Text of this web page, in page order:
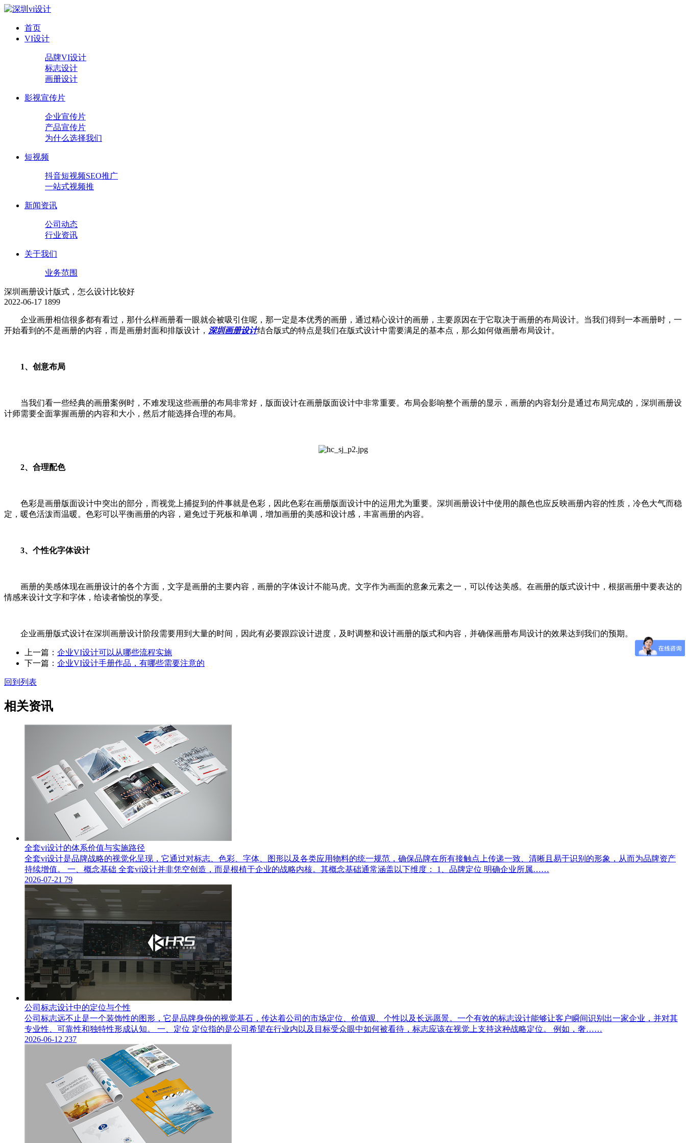
首页
VI设计
品牌VI设计
标志设计
画册设计
影视宣传片
企业宣传片
产品宣传片
为什么选择我们
短视频
抖音短视频SEO推广
一站式视频推
新闻资讯
公司动态
行业资讯
关于我们
业务范围
深圳画册设计版式，怎么设计比较好
2022-06-17 1899
企业画册相信很多都有看过，那什么样画册看一眼就会被吸引住呢，那一定是本优秀的画册，通过精心设计的画册，主要原因在于它取决于画册的布局设计。当我们得到一本画册时，一
开始看到的不是画册的内容，而是画册封面和排版设计， 深圳画册设计结合版式的特点是我们在版式设计中需要满足的基本点，那么如何做画册布局设计。
1、创意布局
当我们看一些经典的画册案例时，不难发现这些画册的布局非常好，版面设计在画册版面设计中非常重要。布局会影响整个画册的显示，画册的内容划分是通过布局完成的，深圳画册设
计师需要全面掌握画册的内容和大小，然后才能选择合理的布局。
2、合理配色
色彩是画册版面设计中突出的部分，而视觉上捕捉到的件事就是色彩，因此色彩在画册版面设计中的运用尤为重要。深圳画册设计中使用的颜色也应反映画册内容的性质，冷色大气而稳
定，暖色活泼而温暖。色彩可以平衡画册的内容，避免过于死板和单调，增加画册的美感和设计感，丰富画册的内容。
3、个性化字体设计
画册的美感体现在画册设计的各个方面，文字是画册的主要内容，画册的字体设计不能马虎。文字作为画面的意象元素之一，可以传达美感。在画册的版式设计中，根据画册中要表达的
情感来设计文字和字体，给读者愉悦的享受。
企业画册版式设计在深圳画册设计阶段需要用到大量的时间，因此有必要跟踪设计进度，及时调整和设计画册的版式和内容，并确保画册布局设计的效果达到我们的预期。
上一篇： 企业VI设计可以从哪些流程实施
下一篇： 企业VI设计手册作品，有哪些需要注意的
回到列表
相关资讯
全套vi设计的体系价值与实施路径
全套vi设计是品牌战略的视觉化呈现，它通过对标志、色彩、字体、图形以及各类应用物料的统一规范，确保品牌在所有接触点上传递一致、清晰且易于识别的形象，从而为品牌资产
持续增值。 一、概念基础 全套vi设计并非凭空创造，而是根植于企业的战略内核。其概念基础通常涵盖以下维度： 1、品牌定位 明确企业所属……
2026-07-21 79
公司标志设计中的定位与个性
公司标志远不止是一个装饰性的图形，它是品牌身份的视觉基石，传达着公司的市场定位、价值观、个性以及长远愿景。一个有效的标志设计能够让客户瞬间识别出一家企业，并对其
专业性、可靠性和独特性形成认知。 一、定位 定位指的是公司希望在行业内以及目标受众眼中如何被看待，标志应该在视觉上支持这种战略定位。 例如，奢……
2026-06-12 237